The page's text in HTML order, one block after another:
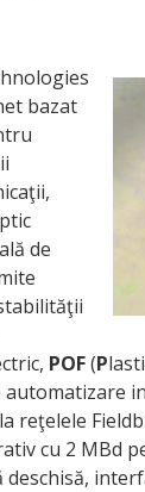
bazat
de
POF(P
reţelele
cu 2 MBd
deschisă,